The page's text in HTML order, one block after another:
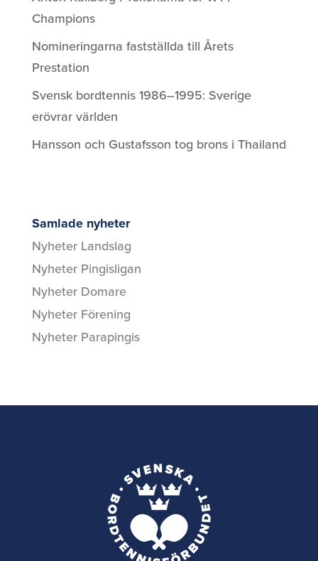
Champions
Nomineringarna fastställda till Årets
Prestation
Svensk bordtennis 1986–1995: Sverige
erövrar världen
Hansson och Gustafsson tog brons i Thailand
Samlade nyheter
Nyheter Landslag
Nyheter Pingisligan
Nyheter Domare
Nyheter Förening
Nyheter Parapingis